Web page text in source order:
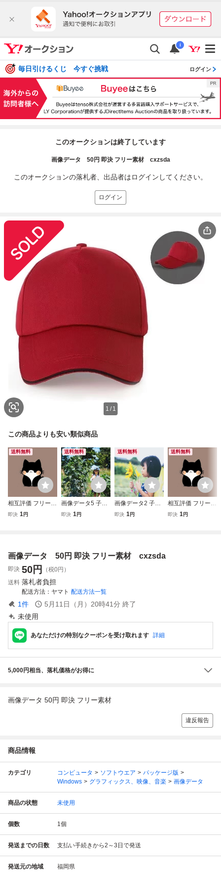
i
毎日引けるくじ 今すぐ挑戦 ログイン
このオークションは終了しています
画像データ 50円 即決 フリー素材 cxzsda
このオークションの落札者、出品者はログインしてください。
ログイン
1 / 1
この商品よりも安い類似商品
送料無料
相互評価 フリー素
材画像データ フリ
即決 1円
送料無料
画像データ5 子ど
も 相互評価 1円 即
即決 1円
送料無料
画像データ2 子ど
も 相互評価 1円 即
即決 1円
送料無料
相互評価 フリー素
材画像データ フリ
即決 1円
画像データ 50円 即決 フリー素材 cxzsda
即決 50円
（税0円）
送料 落札者負担
配送方法 ヤマト 配送方法一覧
1件 5月11日（月）20時41分 終了
未使用
あなただけの特別なクーポンを受け取れます 詳細
5,000円相当、落札価格がお得に
画像データ 50円 即決 フリー素材
違反報告
商品情報
カテゴリ コンピュータ ソフトウエア
パッケージ版
Windows
グラフィックス、映像、音楽 画像データ
商品の状態 未使用
個数 1個
発送までの日数 支払い手続きから2～3日で発送
発送元の地域 福岡県